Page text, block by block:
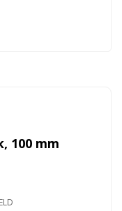
100 mm